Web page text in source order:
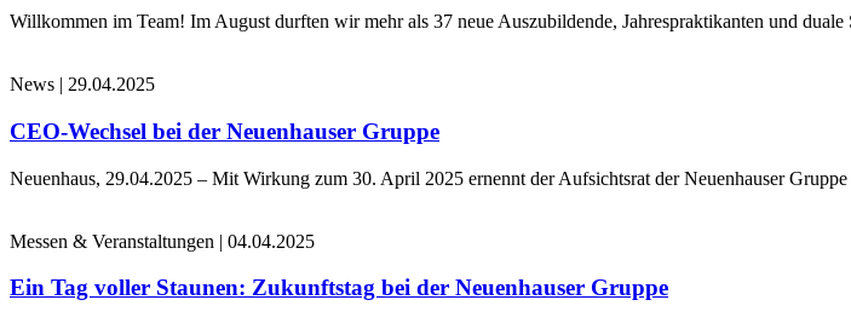
Willkommen im Team! Im August durften wir mehr als 37 neue Auszubildende, Jahrespraktikanten und duale
News | 29.04.2025
CEO-Wechsel bei der Neuenhauser Gruppe
Neuenhaus, 29.04.2025 – Mit Wirkung zum 30. April 2025 ernennt der Aufsichtsrat der Neuenhauser
Messen & Veranstaltungen | 04.04.2025
Ein Tag voller Staunen: Zukunftstag bei der Neuenhauser Gruppe